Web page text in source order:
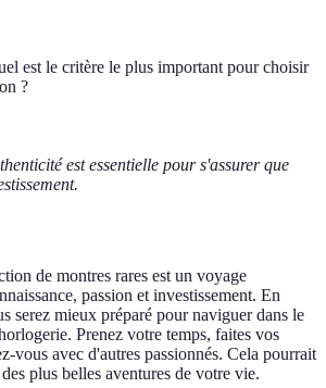
est le critère le plus important pour choisir
?
est essentielle pour s'assurer que
de montres rares est un voyage
passion et investissement. En
serez mieux préparé pour naviguer dans le
Prenez votre temps, faites vos
vous avec d'autres passionnés. Cela pourrait
plus belles aventures de votre vie.